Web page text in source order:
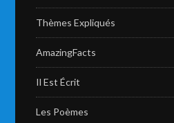
Thèmes Expliqués
AmazingFacts
Il Est Écrit
Les Poèmes